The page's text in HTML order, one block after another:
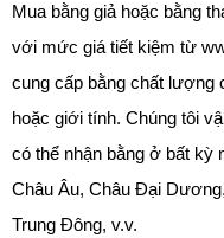
Mua bằng giả hoặc bằng
với mức giá tiết kiệm từ
cung cấp bằng chất lượng
hoặc giới tính. Chúng tôi
có thể nhận bằng ở bất kỳ
Châu Âu, Châu Đại
Trung Đông, v.v.